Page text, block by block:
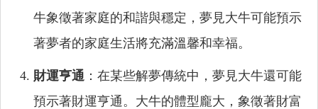
牛象徵著家庭的和諧與穩定，夢見大牛可能預示
著夢者的家庭生活將充滿溫馨和幸福。
財運亨通 ：在某些解夢傳統中，夢見大牛還可能
預示著財運亨通。大牛的體型龐大，象徵著財富